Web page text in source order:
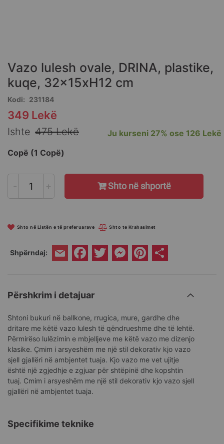
beginning
of
the
images
gallery
Vazo lulesh ovale, DRINA, plastike,
kuqe, 32x15xH12 cm
Kodi
231184
Special
349 Lekë
Ishte 475 Lekë Ju kurseni 27% ose 126 Lekë
Copë (1 Copë)
- + Shto në shportë
Shto në Listën e të preferuarave Shto te Krahasimet
Shpërndaj: Email Facebook
Twitter Messenger
Pinterest
Përshkrim i detajuar
Shtoni bukuri në ballkone, rrugica, mure, gardhe dhe
dritare me këtë vazo lulesh të qëndrueshme dhe të lehtë.
Përmirëso lulëzimin e mbjelljeve me këtë vazo me dizenjo
klasike. Çmim i arsyeshëm me një stil dekorativ kjo vazo
sjell gjallëri në ambjentet tuaja. Kjo vazo me vet ujitje
është një zgjedhje e zgjuar për shtëpinë dhe kopshtin
tuaj. Cmim i arsyeshëm me një stil dekorativ kjo vazo sjell
gjallëri në ambjentet tuaja.
Specifikime teknike